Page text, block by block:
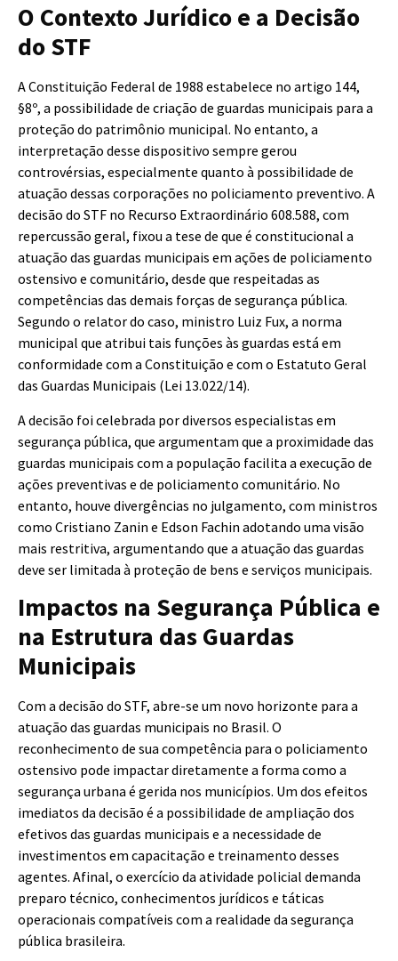
O Contexto Jurídico e a Decisão
do STF
A Constituição Federal de 1988 estabelece no artigo 144,
§8º, a possibilidade de criação de guardas municipais para a
proteção do patrimônio municipal. No entanto, a
interpretação desse dispositivo sempre gerou
controvérsias, especialmente quanto à possibilidade de
atuação dessas corporações no policiamento preventivo. A
decisão do STF no Recurso Extraordinário 608.588, com
repercussão geral, fixou a tese de que é constitucional a
atuação das guardas municipais em ações de policiamento
ostensivo e comunitário, desde que respeitadas as
competências das demais forças de segurança pública.
Segundo o relator do caso, ministro Luiz Fux, a norma
municipal que atribui tais funções às guardas está em
conformidade com a Constituição e com o Estatuto Geral
das Guardas Municipais (Lei 13.022/14).
A decisão foi celebrada por diversos especialistas em
segurança pública, que argumentam que a proximidade das
guardas municipais com a população facilita a execução de
ações preventivas e de policiamento comunitário. No
entanto, houve divergências no julgamento, com ministros
como Cristiano Zanin e Edson Fachin adotando uma visão
mais restritiva, argumentando que a atuação das guardas
deve ser limitada à proteção de bens e serviços municipais.
Impactos na Segurança Pública e
na Estrutura das Guardas
Municipais
Com a decisão do STF, abre-se um novo horizonte para a
atuação das guardas municipais no Brasil. O
reconhecimento de sua competência para o policiamento
ostensivo pode impactar diretamente a forma como a
segurança urbana é gerida nos municípios. Um dos efeitos
imediatos da decisão é a possibilidade de ampliação dos
efetivos das guardas municipais e a necessidade de
investimentos em capacitação e treinamento desses
agentes. Afinal, o exercício da atividade policial demanda
preparo técnico, conhecimentos jurídicos e táticas
operacionais compatíveis com a realidade da segurança
pública brasileira.